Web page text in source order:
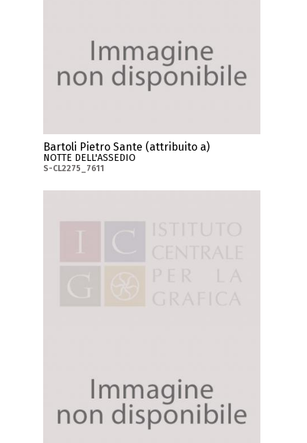
Bartoli Pietro Sante (attribuito a)
NOTTE DELL'ASSEDIO
S-CL2275_7611